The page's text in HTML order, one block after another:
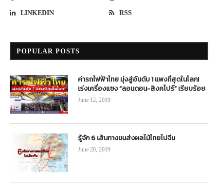
LINKEDIN RSS
POPULAR POSTS
ค่ารถไฟฟ้าไทย มุ่งสู่อันดับ 1 แพงที่สุดในโลก!
เร่งเครื่องแซง “ลอนดอน-สิงคโปร์” เรียบร้อย
June 12, 2019
รู้จัก 6 เส้นทางขนส่งผลไม้ไทยไปจีน
June 20, 2019